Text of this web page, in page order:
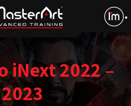
iNext 2022 –
2023